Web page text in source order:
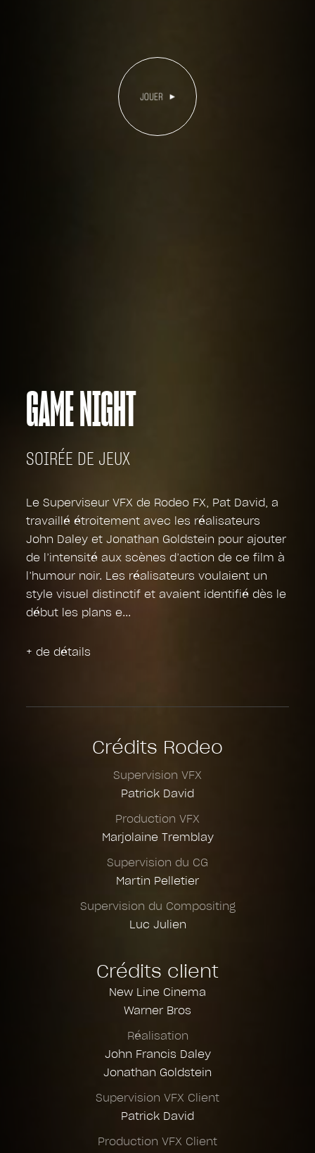
GAME NIGHT
SOIRÉE DE JEUX
Le Superviseur VFX de Rodeo FX, Pat David, a
travaillé étroitement avec les réalisateurs
John Daley et Jonathan Goldstein pour ajouter
de l’intensité aux scènes d’action de ce film à
l’humour noir. Les réalisateurs voulaient un
style visuel distinctif et avaient identifié dès le
début les plans e
+ de détails
Crédits Rodeo
Supervision VFX
Patrick David
Production VFX
Marjolaine Tremblay
Supervision du CG
Martin Pelletier
Supervision du Compositing
Luc Julien
Crédits client
New Line Cinema
Warner Bros
Réalisation
John Francis Daley
Jonathan Goldstein
Supervision VFX Client
Patrick David
Production VFX Client